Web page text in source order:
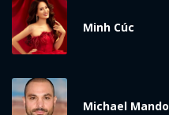
Minh Cúc
Michael Mando